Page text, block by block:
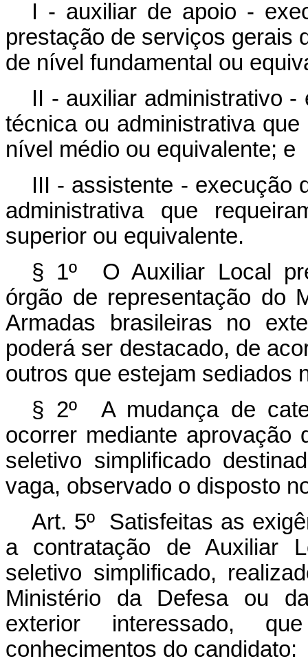
I - auxiliar de apoio -
prestação de serviços gerais
de nível fundamental ou
II - auxiliar administrativo
técnica ou administrativa
nível médio ou equivalente; e
III - assistente - execução
administrativa que
superior ou equivalente.
§ 1º O Auxiliar Local
órgão de representação do
Armadas brasileiras no
poderá ser destacado, de
outros que estejam sediados
§ 2º A mudança de
ocorrer mediante aprovação
seletivo simplificado
vaga, observado o disposto
Art. 5º Satisfeitas as
a contratação de Auxiliar
seletivo simplificado,
Ministério da Defesa ou
exterior interessado,
conhecimentos do candidato: